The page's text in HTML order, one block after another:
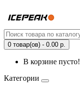
0 товар(ов) - 0.00 р.
В корзине пусто!
Категории